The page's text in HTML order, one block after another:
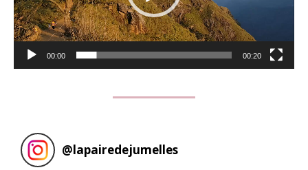
00:00 00:20
@lapairedejumelles